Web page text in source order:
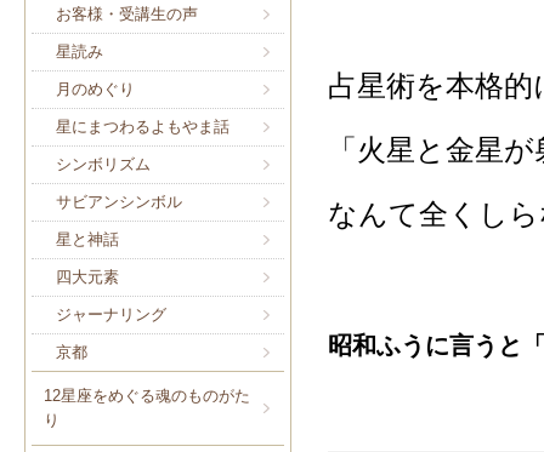
お客様・受講生の声
星読み
月のめぐり
星にまつわるよもやま話
シンボリズム
サビアンシンボル
星と神話
四大元素
ジャーナリング
京都
12星座をめぐる魂のものがた
り
占星術を本格
「火星と金星
なんて全くし
昭和ふうに言うと